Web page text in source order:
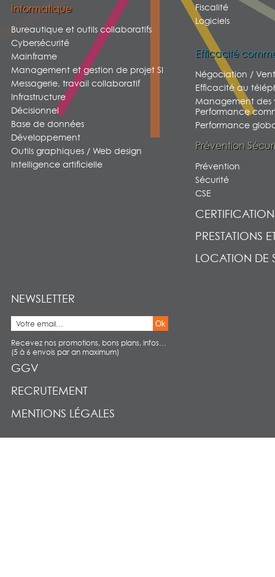
Informatique
Bureautique et outils collaboratifs
Cybersécurité
Mainframe
Management et gestion de projet SI
Messagerie, travail collaboratif
Infrastructure
Décisionnel
Base de données
Développement
Outils graphiques / Web design
Intelligence artificielle
Fiscalité
Logiciels
Efficacité
Négociation /
Efficacité au
Management des
Performance
Performance
Prévention
Prévention
Sécurité
CSE
PRESTATIONS
LOCATION DE
NEWSLETTER
Ok
Recevez nos promotions, bons plans, infos…
(5 à 6 envois par an maximum)
RECRUTEMENT
MENTIONS LÉGALES
GGV